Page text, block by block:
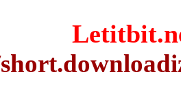
http://